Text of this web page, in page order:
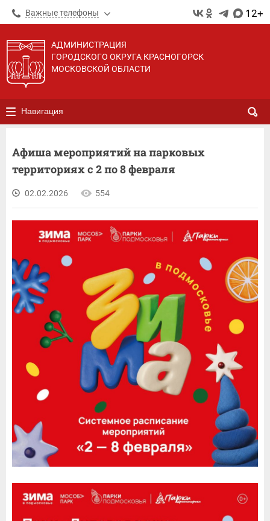
Важные телефоны 12+
АДМИНИСТРАЦИЯ
ГОРОДСКОГО ОКРУГА КРАСНОГОРСК
МОСКОВСКОЙ ОБЛАСТИ
Навигация
Афиша мероприятий на парковых
территориях с 2 по 8 февраля
02.02.2026 554